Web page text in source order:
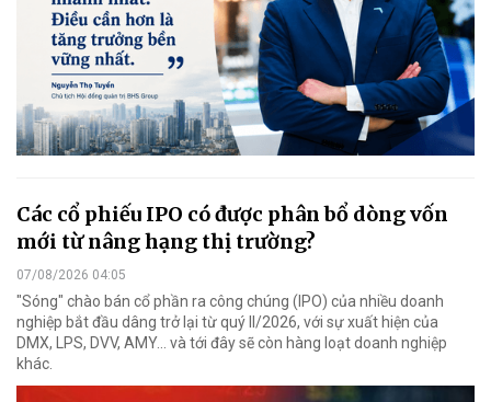
Các cổ phiếu IPO có được phân bổ dòng vốn
mới từ nâng hạng thị trường?
07/08/2026 04:05
"Sóng" chào bán cổ phần ra công chúng (IPO) của nhiều doanh
nghiệp bắt đầu dâng trở lại từ quý II/2026, với sự xuất hiện của
DMX, LPS, DVV, AMY... và tới đây sẽ còn hàng loạt doanh nghiệp
khác.